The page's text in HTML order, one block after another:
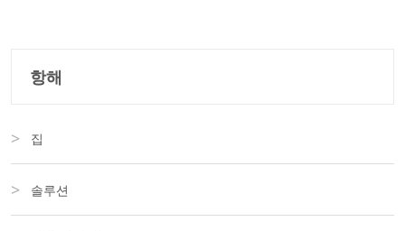
항해
집
솔루션